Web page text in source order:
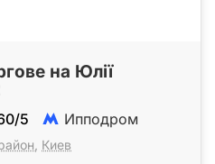
на Юлії
5 Ипподром
, Киев